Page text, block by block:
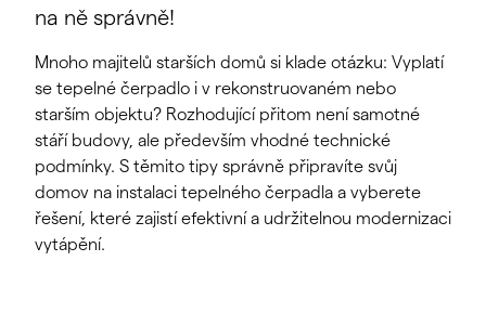
na ně správně!
Mnoho majitelů starších domů si klade otázku: Vyplatí
se tepelné čerpadlo i v rekonstruovaném nebo
starším objektu? Rozhodující přitom není samotné
stáří budovy, ale především vhodné technické
podmínky. S těmito tipy správně připravíte svůj
domov na instalaci tepelného čerpadla a vyberete
řešení, které zajistí efektivní a udržitelnou modernizaci
vytápění.